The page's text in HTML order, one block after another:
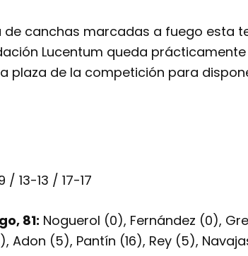
de canchas marcadas a fuego esta
Lucentum queda
plaza de la competición para
/ 13-13 / 17-17
81: Noguerol (0), Fernández (0),
Adon (5), Pantín (16), Rey (5),